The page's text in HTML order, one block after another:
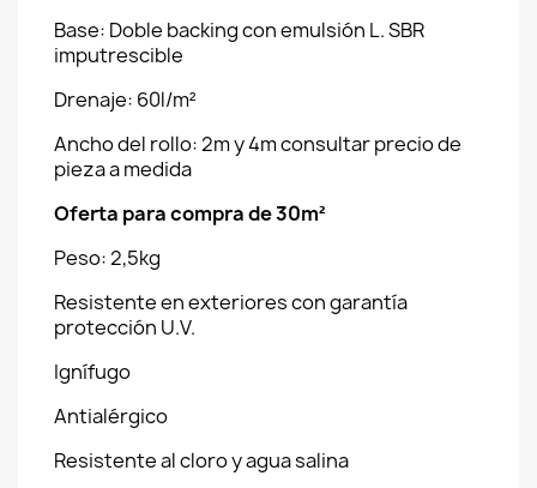
Base: Doble backing con emulsión L. SBR
imputrescible
Drenaje: 60l/m²
Ancho del rollo: 2m y 4m consultar precio de
pieza a medida
Oferta para compra de 30m²
Peso: 2,5kg
Resistente en exteriores con garantía
protección U.V.
Ignífugo
Antialérgico
Resistente al cloro y agua salina